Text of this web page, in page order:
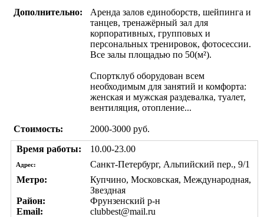
Дополнительно:
Аренда залов единоборств, шейпинга и
танцев, тренажёрный зал для
корпоративных, групповых и
персональных тренировок, фотосессии.
Все залы площадью по 50(м²).
Спортклуб оборудован всем
необходимым для занятий и комфорта:
женская и мужская раздевалка, туалет,
вентиляция, отопление...
Стоимость:
2000-3000 руб.
Время работы:
10.00-23.00
Адрес:
Санкт-Петербург, Альпийский пер., 9/1
Метро:
Купчино, Московская, Международная,
Звездная
Район:
Фрунзенский р-н
Email:
clubbest@mail.ru